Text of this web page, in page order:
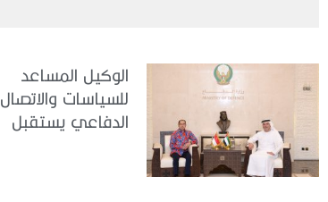
الوكيل المساعد
للسياسات والاتصال
الدفاعي يستقبل